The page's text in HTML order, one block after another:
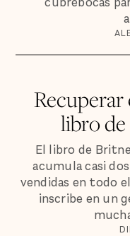
libro
El libro de
acumula casi
vendidas en todo
inscribe en un